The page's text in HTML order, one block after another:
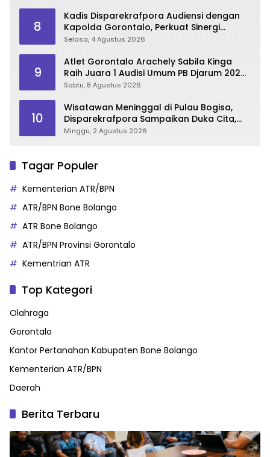
8
Kadis Disparekrafpora Audiensi dengan
Kapolda Gorontalo, Perkuat Sinergi
Sukseskan Gorontalo Karnaval Karawo
Selasa, 4 Agustus 2026
9
Atlet Gorontalo Arachely Sabila Kinga
Raih Juara 1 Audisi Umum PB Djarum 2026
di Makassar
Sabtu, 8 Agustus 2026
10
Wisatawan Meninggal di Pulau Bogisa,
Disparekrafpora Sampaikan Duka Cita,
Imbau Utamakan Keselamatan
Minggu, 2 Agustus 2026
Tagar Populer
Kementerian ATR/BPN
ATR/BPN Bone Bolango
ATR Bone Bolango
ATR/BPN Provinsi Gorontalo
Kementrian ATR
Top Kategori
Olahraga
Gorontalo
Kantor Pertanahan Kabupaten Bone Bolango
Kementerian ATR/BPN
Daerah
Berita Terbaru